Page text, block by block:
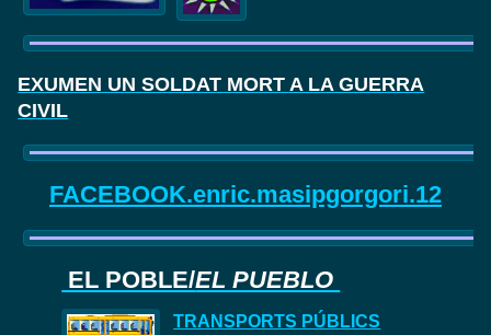
EXUMEN UN SOLDAT MORT A LA GUERRA
CIVIL
FACEBOOK.enric.masipgorgori.12
EL POBLE/EL PUEBLO
TRANSPORTS PÚBLICS